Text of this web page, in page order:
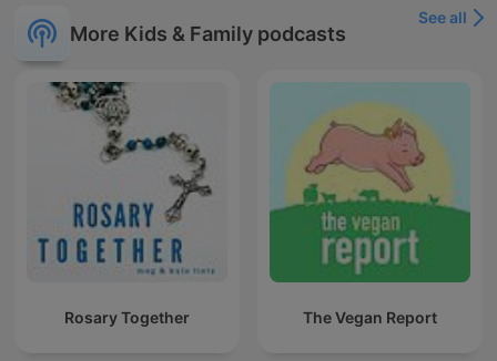
More Kids & Family podcasts
See all
Rosary Together The Vegan Report